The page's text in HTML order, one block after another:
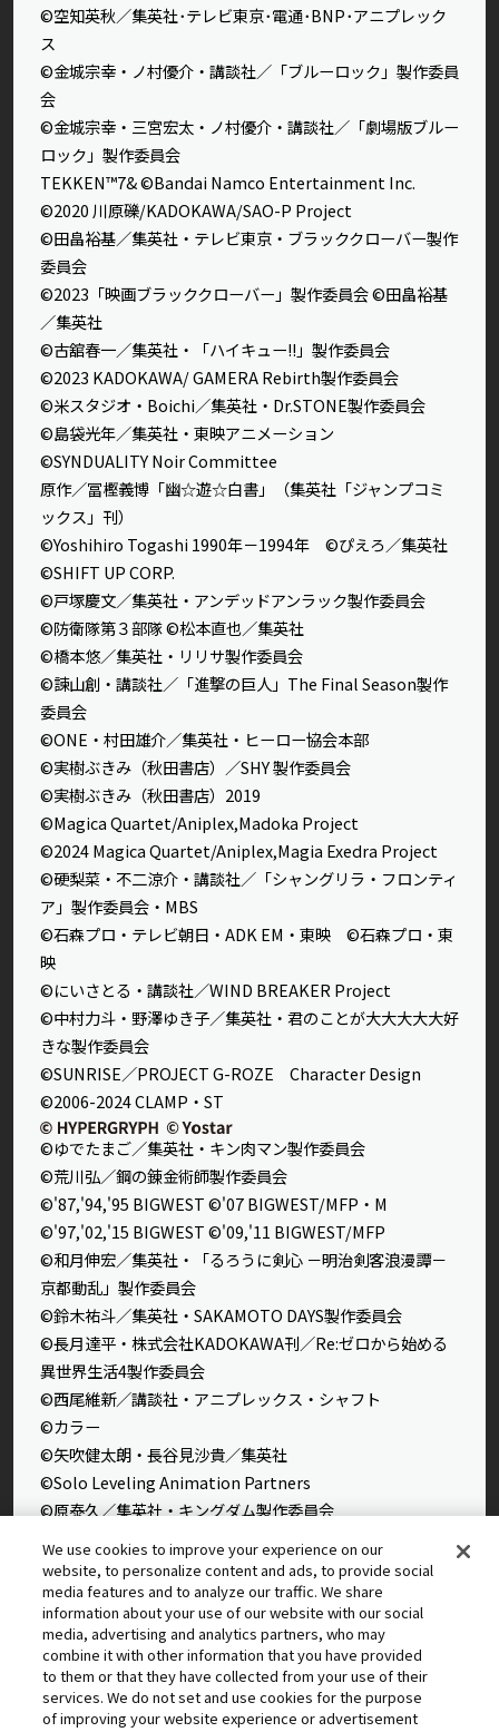
©空知英秋／集英社･テレビ東京･電通･BNP･アニプレック
ス
©金城宗幸・ノ村優介・講談社／「ブルーロック」製作委員
会
©金城宗幸・三宮宏太・ノ村優介・講談社／「劇場版ブルー
ロック」製作委員会
TEKKEN™7& ©Bandai Namco Entertainment Inc.
©2020 川原礫/KADOKAWA/SAO-P Project
©田畠裕基／集英社・テレビ東京・ブラッククローバー製作
委員会
©2023「映画ブラッククローバー」製作委員会 ©田畠裕基
／集英社
©古舘春一／集英社・「ハイキュー!!」製作委員会
©2023 KADOKAWA/ GAMERA Rebirth製作委員会
©米スタジオ・Boichi／集英社・Dr.STONE製作委員会
©島袋光年／集英社・東映アニメーション
©SYNDUALITY Noir Committee
原作／冨樫義博「幽☆遊☆白書」（集英社「ジャンプコミ
ックス」刊）
©Yoshihiro Togashi 1990年－1994年 ©ぴえろ／集英社
©SHIFT UP CORP.
©戸塚慶文／集英社・アンデッドアンラック製作委員会
©防衛隊第３部隊 ©松本直也／集英社
©橋本悠／集英社・リリサ製作委員会
©諫山創・講談社／「進撃の巨人」The Final Season製作
委員会
©ONE・村田雄介／集英社・ヒーロー協会本部
©実樹ぶきみ（秋田書店）／SHY 製作委員会
©実樹ぶきみ（秋田書店）2019
©Magica Quartet/Aniplex,Madoka Project
©2024 Magica Quartet/Aniplex,Magia Exedra Project
©硬梨菜・不二涼介・講談社／「シャングリラ・フロンティ
ア」製作委員会・MBS
©石森プロ・テレビ朝日・ADK EM・東映 ©石森プロ・東
映
©にいさとる・講談社／WIND BREAKER Project
©中村力斗・野澤ゆき子／集英社・君のことが大大大大大好
きな製作委員会
©SUNRISE／PROJECT G-ROZE Character Design
©2006-2024 CLAMP・ST
©ゆでたまご／集英社・キン肉マン製作委員会
©荒川弘／鋼の錬金術師製作委員会
©'87,'94,'95 BIGWEST ©'07 BIGWEST/MFP・M
©'97,'02,'15 BIGWEST ©'09,'11 BIGWEST/MFP
©和月伸宏／集英社・「るろうに剣心 －明治剣客浪漫譚－
京都動乱」製作委員会
©鈴木祐斗／集英社・SAKAMOTO DAYS製作委員会
©長月達平・株式会社KADOKAWA刊／Re:ゼロから始める
異世界生活4製作委員会
©西尾維新／講談社・アニプレックス・シャフト
©カラー
©矢吹健太朗・長谷見沙貴／集英社
©Solo Leveling Animation Partners
©原泰久／集英社・キングダム製作委員会
©石田スイ／集英社・東京喰種製作委員会
©石田スイ／集英社・東京喰種：re製作委員会
©外薗健／集英社
©タカヒロ・竹村洋平／集英社・魔防隊広報部
©高橋留美子／小学館・読売テレビ・サンライズ 2009
©藤本タツキ／集英社・ＭＡＰＰＡ
© 2025 MAPPA／チェンソーマンプロジェクト ©藤本タツ
We use cookies to improve your experience on our
website, to personalize content and ads, to provide social
media features and to analyze our traffic. We share
information about your use of our website with our social
media, advertising and analytics partners, who may
combine it with other information that you have provided
to them or that they have collected from your use of their
services. We do not set and use cookies for the purpose
of improving your website experience or advertisement